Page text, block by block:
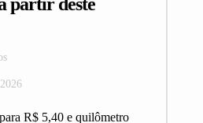
R$ 5,40 e quilômetro